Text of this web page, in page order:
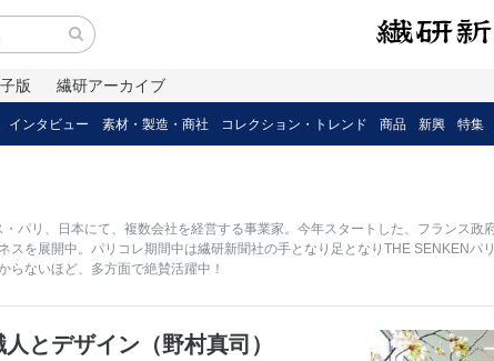
版 繊研アーカイブ
インタビュー 素材・製造・商社 コレクション・トレンド 商品 新興 特集
パリ、日本にて、複数会社を経営する事業家。今年スタートした、フランス政
スを展開中。パリコレ期間中は繊研新聞社の手となり足となりTHE SENKENパ
らないほど、多方面で絶賛活躍中！
とデザイン（野村真司）